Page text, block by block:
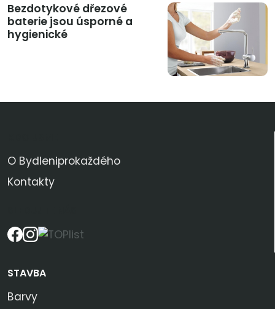
Bezdotykové dřezové
baterie jsou úsporné a
hygienické
O Bydleniprokaždého
Kontakty
STAVBA
Barvy